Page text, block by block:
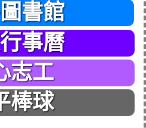
書館
事曆
志工
棒球